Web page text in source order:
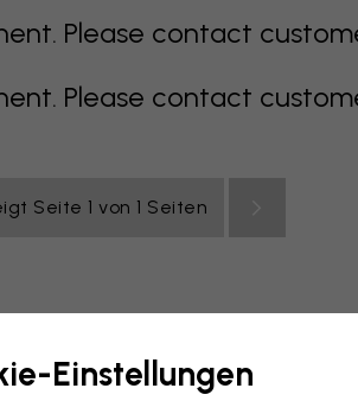
Please contact
Please contact
Seite 1 von 1 Seiten
rosa lila rot türkis
Einstellungen